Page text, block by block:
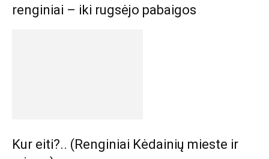
renginiai – iki rugsėjo pabaigos
Kur eiti?.. (Renginiai Kėdainių mieste ir